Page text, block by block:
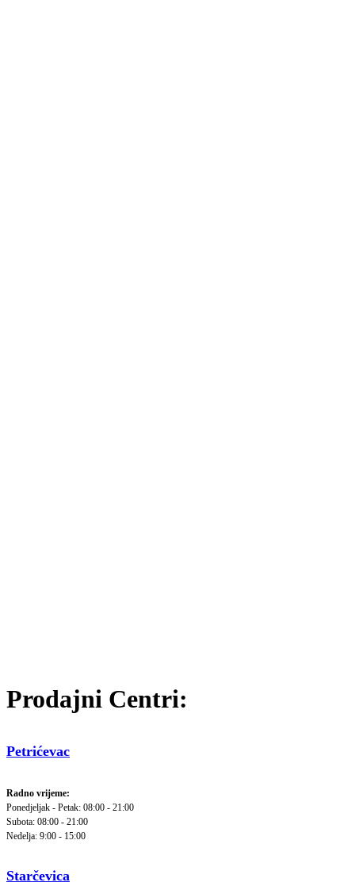
Prodajni Centri:
Petrićevac
Radno vrijeme:
Ponedjeljak - Petak: 08:00 - 21:00
Subota: 08:00 - 21:00
Nedelja: 9:00 - 15:00
Starčevica